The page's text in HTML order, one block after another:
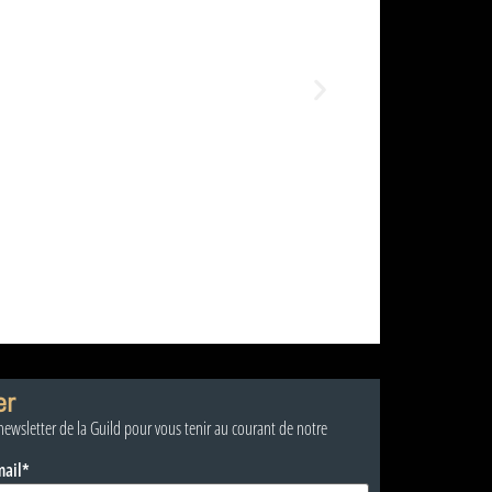
de la Guild pour vous tenir au courant de notre